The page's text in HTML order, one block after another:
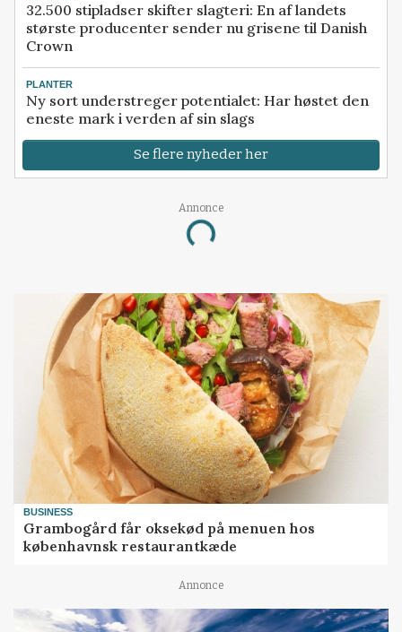
32.500 stipladser skifter slagteri: En af landets
største producenter sender nu grisene til Danish
Crown
PLANTER
Ny sort understreger potentialet: Har høstet den
eneste mark i verden af sin slags
Se flere nyheder her
Annonce
Loading...
BUSINESS
Grambogård får oksekød på menuen hos
københavnsk restaurantkæde
Annonce